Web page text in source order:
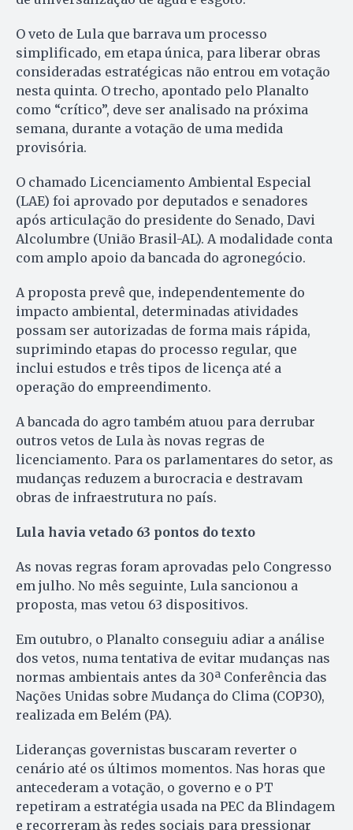
O veto de Lula que barrava um processo
simplificado, em etapa única, para liberar obras
consideradas estratégicas não entrou em votação
nesta quinta. O trecho, apontado pelo Planalto
como “crítico”, deve ser analisado na próxima
semana, durante a votação de uma medida
provisória.
O chamado Licenciamento Ambiental Especial
(LAE) foi aprovado por deputados e senadores
após articulação do presidente do Senado, Davi
Alcolumbre (União Brasil-AL). A modalidade conta
com amplo apoio da bancada do agronegócio.
A proposta prevê que, independentemente do
impacto ambiental, determinadas atividades
possam ser autorizadas de forma mais rápida,
suprimindo etapas do processo regular, que
inclui estudos e três tipos de licença até a
operação do empreendimento.
A bancada do agro também atuou para derrubar
outros vetos de Lula às novas regras de
licenciamento. Para os parlamentares do setor, as
mudanças reduzem a burocracia e destravam
obras de infraestrutura no país.
Lula havia vetado 63 pontos do texto
As novas regras foram aprovadas pelo Congresso
em julho. No mês seguinte, Lula sancionou a
proposta, mas vetou 63 dispositivos.
Em outubro, o Planalto conseguiu adiar a análise
dos vetos, numa tentativa de evitar mudanças nas
normas ambientais antes da 30ª Conferência das
Nações Unidas sobre Mudança do Clima (COP30),
realizada em Belém (PA).
Lideranças governistas buscaram reverter o
cenário até os últimos momentos. Nas horas que
antecederam a votação, o governo e o PT
repetiram a estratégia usada na PEC da Blindagem
e recorreram às redes sociais para pressionar